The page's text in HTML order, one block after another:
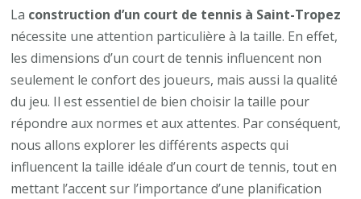
choisir
la
taille
optimale
lors
de
la
construction
d’un
La construction d’un court de tennis à Saint-Tropez
nécessite une attention particulière à la taille. En effet,
les dimensions d’un court de tennis influencent non
seulement le confort des joueurs, mais aussi la qualité
du jeu. Il est essentiel de bien choisir la taille pour
répondre aux normes et aux attentes. Par conséquent,
nous allons explorer les différents aspects qui
influencent la taille idéale d’un court de tennis, tout en
mettant l’accent sur l’importance d’une planification